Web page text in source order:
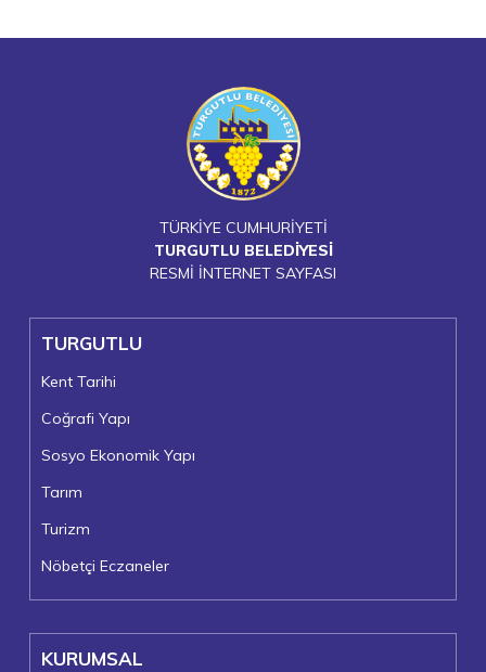
TÜRKİYE CUMHURİYETİ
TURGUTLU BELEDİYESİ
RESMİ İNTERNET SAYFASI
TURGUTLU
Kent Tarihi
Coğrafi Yapı
Sosyo Ekonomik Yapı
Tarım
Turizm
Nöbetçi Eczaneler
KURUMSAL